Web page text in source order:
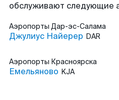
обслуживают следующие
Аэропорты Дар-эс-Салама
Джулиус Найерер DAR
Аэропорты Красноярска
Емельяново KJA